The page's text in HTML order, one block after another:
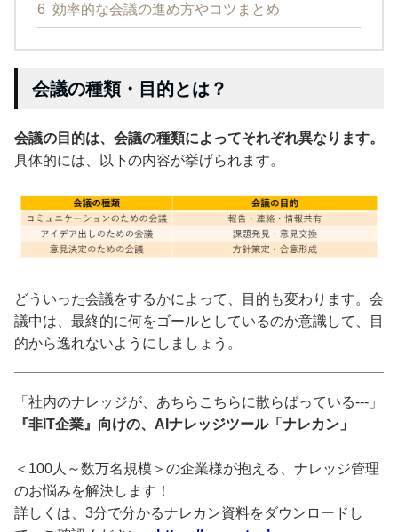
6 効率的な会議の進め方やコツまとめ
会議の種類・目的とは？
会議の目的は、会議の種類によってそれぞれ異なります。
具体的には、以下の内容が挙げられます。
どういった会議をするかによって、目的も変わります。会
議中は、最終的に何をゴールとしているのか意識して、目
的から逸れないようにしましょう。
「社内のナレッジが、あちらこちらに散らばっている---」
『非IT企業』向けの、AIナレッジツール「ナレカン」
＜100人～数万名規模＞の企業様が抱える、ナレッジ管理
のお悩みを解決します！
詳しくは、3分で分かるナレカン資料をダウンロードし